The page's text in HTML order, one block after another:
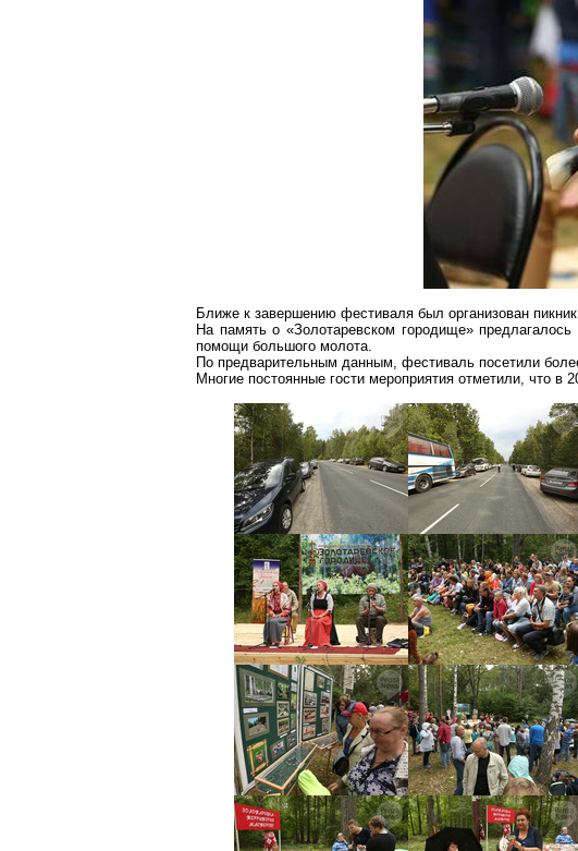
Ближе к завершению фестиваля был организован
На память о «Золотаревском городище»
помощи большого молота.
По предварительным данным, фестиваль посетили
Многие постоянные гости мероприятия отметили, что в